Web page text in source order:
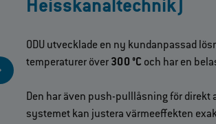
Heisskanaltechnik)
ODU utvecklade en ny kundanpassad
temperaturer över 300 °C och har en
Den har även push-pulllåsning för
systemet kan justera värmeeffekten